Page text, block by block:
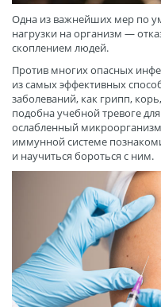
Одна из важнейших мер по
нагрузки на организм —
скоплением людей.
Против многих опасных
из самых эффективных
заболеваний, как грипп,
подобна учебной тревоге
ослабленный микроорганизм
иммунной системе
и научиться бороться с ним.